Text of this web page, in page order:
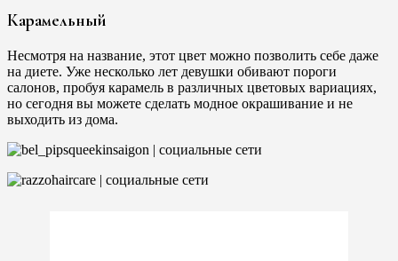
Карамельный
Несмотря на название, этот цвет можно позволить себе даже
на диете. Уже несколько лет девушки обивают пороги
салонов, пробуя карамель в различных цветовых вариациях,
но сегодня вы можете сделать модное окрашивание и не
выходить из дома.